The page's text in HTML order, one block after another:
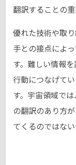
翻訳することの
優れた技術や取
手との接点によ
す。難しい情報
行動につなげて
す。宇宙領域で
の翻訳のあり方
てくるのではない